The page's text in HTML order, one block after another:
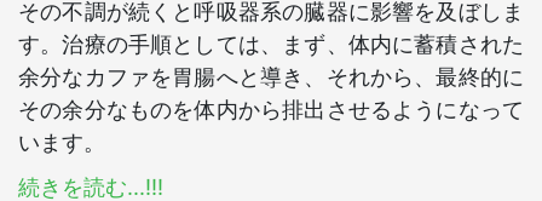
その不調が続くと呼吸器系の臓器に影響を及ぼしま
す。治療の手順としては、まず、体内に蓄積された
余分なカファを胃腸へと導き、それから、最終的に
その余分なものを体内から排出させるようになって
います。
続きを読む...!!!